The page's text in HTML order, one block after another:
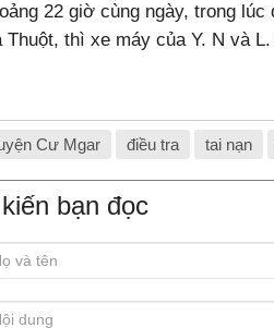
22 giờ cùng ngày, trong
Thuột, thì xe máy của Y. N và
Cư Mgar điều tra tai nạn
bạn đọc